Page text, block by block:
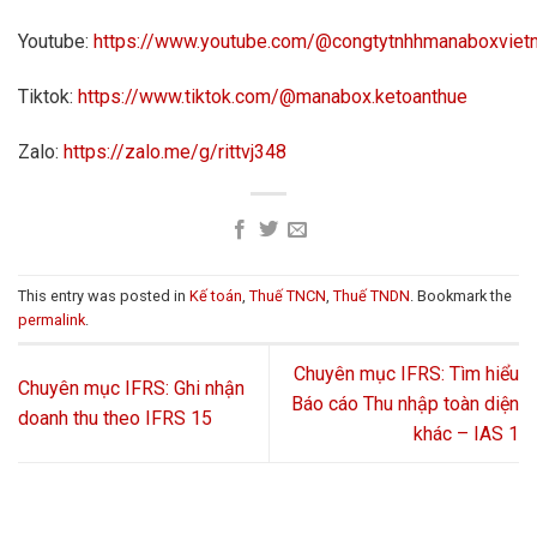
Youtube: https://www.youtube.com/
Tiktok: https://www.tiktok.com/@manabox.ketoanthue
Zalo: https://zalo.me/g/rittvj348
This entry was posted in Kế toán Thuế TNCN Thuế TNDN . Bookmark the
permalink
Chuyên mục IFRS: Ghi nhận
doanh thu theo IFRS 15
Chuyên mục IFRS: Tìm hiểu
Báo cáo Thu nhập toàn diện
khác – IAS 1